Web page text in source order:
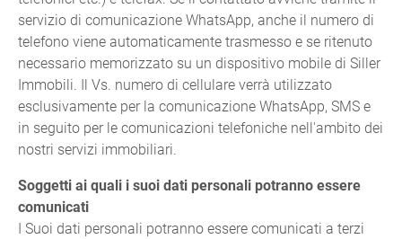
servizio di comunicazione WhatsApp, anche il numero di
telefono viene automaticamente trasmesso e se ritenuto
necessario memorizzato su un dispositivo mobile di Siller
Immobili. Il Vs. numero di cellulare verrà utilizzato
esclusivamente per la comunicazione WhatsApp, SMS e
in seguito per le comunicazioni telefoniche nell'ambito dei
nostri servizi immobiliari.
Soggetti ai quali i suoi dati personali potranno essere
comunicati
I Suoi dati personali potranno essere comunicati a terzi